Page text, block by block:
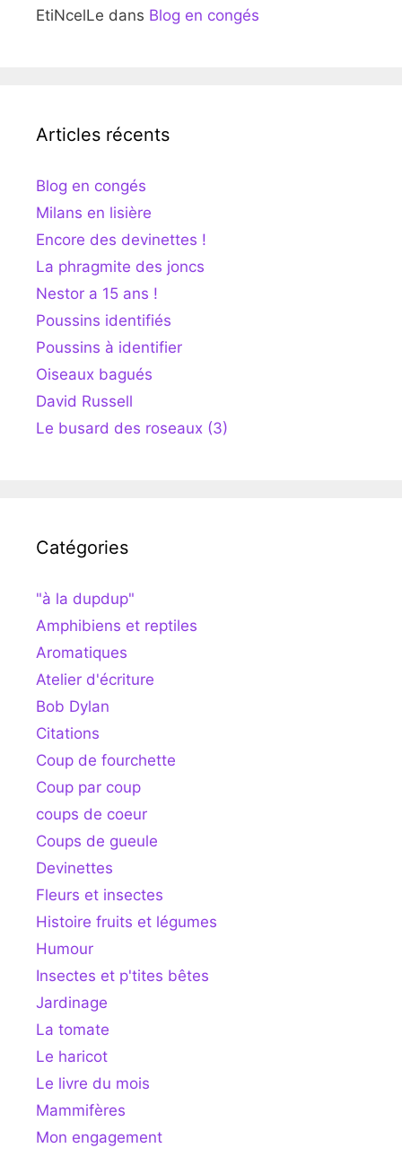
EtiNcelLe dans Blog en congés
Articles récents
Blog en congés
Milans en lisière
Encore des devinettes !
La phragmite des joncs
Nestor a 15 ans !
Poussins identifiés
Poussins à identifier
Oiseaux bagués
David Russell
Le busard des roseaux (3)
Catégories
"à la dupdup"
Amphibiens et reptiles
Aromatiques
Atelier d'écriture
Bob Dylan
Citations
Coup de fourchette
Coup par coup
coups de coeur
Coups de gueule
Devinettes
Fleurs et insectes
Histoire fruits et légumes
Humour
Insectes et p'tites bêtes
Jardinage
La tomate
Le haricot
Le livre du mois
Mammifères
Mon engagement